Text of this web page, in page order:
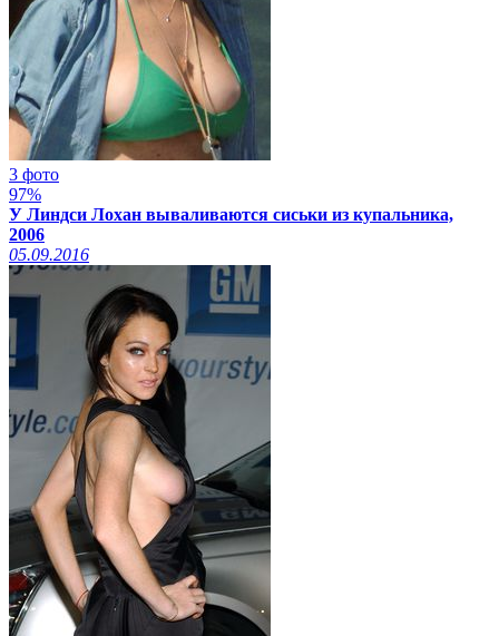
3 фото
97%
У Линдси Лохан вываливаются сиськи из купальника,
2006
05.09.2016